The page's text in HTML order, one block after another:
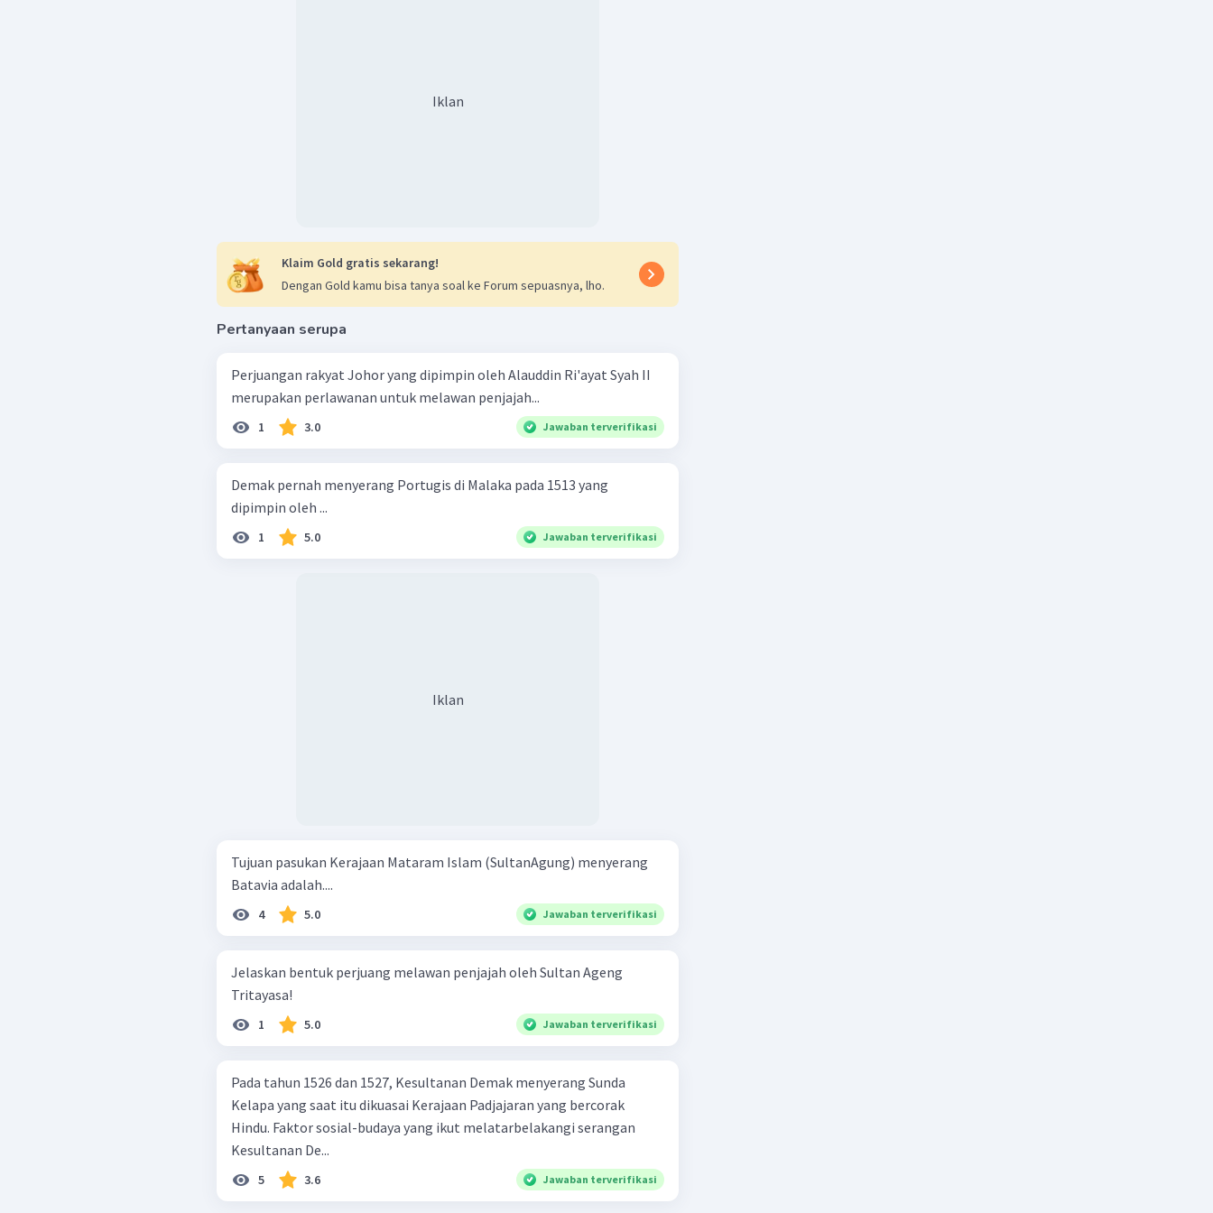
Iklan
Klaim Gold gratis sekarang!
Dengan Gold kamu bisa tanya soal ke Forum sepuasnya, lho.
Pertanyaan serupa
Perjuangan rakyat Johor yang dipimpin oleh Alauddin Ri'ayat Syah II
merupakan perlawanan untuk melawan penjajah...
1 3.0 Jawaban terverifikasi
Demak pernah menyerang Portugis di Malaka pada 1513 yang
dipimpin oleh ...
1 5.0 Jawaban terverifikasi
Iklan
Tujuan pasukan Kerajaan Mataram Islam (SultanAgung) menyerang
Batavia adalah....
4 5.0 Jawaban terverifikasi
Jelaskan bentuk perjuang melawan penjajah oleh Sultan Ageng
Tritayasa!
1 5.0 Jawaban terverifikasi
Pada tahun 1526 dan 1527, Kesultanan Demak menyerang Sunda
Kelapa yang saat itu dikuasai Kerajaan Padjajaran yang bercorak
Hindu. Faktor sosial-budaya yang ikut melatarbelakangi serangan
Kesultanan De...
5 3.6 Jawaban terverifikasi